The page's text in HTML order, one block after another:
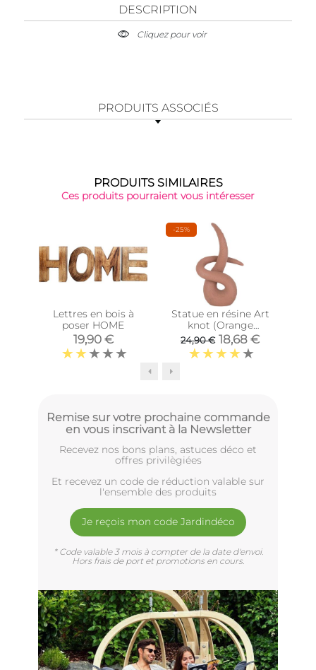
DESCRIPTION
Cliquez pour voir
PRODUITS ASSOCIÉS
PRODUITS SIMILAIRES
Ces produits pourraient vous intéresser
Lettres en bois à
poser HOME
19,90 €
-25%
Statue en résine Art
knot (Orange
terracotta)
24,90 € 18,68 €
Remise sur votre prochaine commande
en vous inscrivant à la Newsletter
Recevez nos bons plans, astuces déco et
offres privilègiées
Et recevez un code de réduction valable sur
l'ensemble des produits
Je reçois mon code Jardindéco
* Code valable 3 mois à compter de la date d'envoi.
Hors frais de port et promotions en cours.